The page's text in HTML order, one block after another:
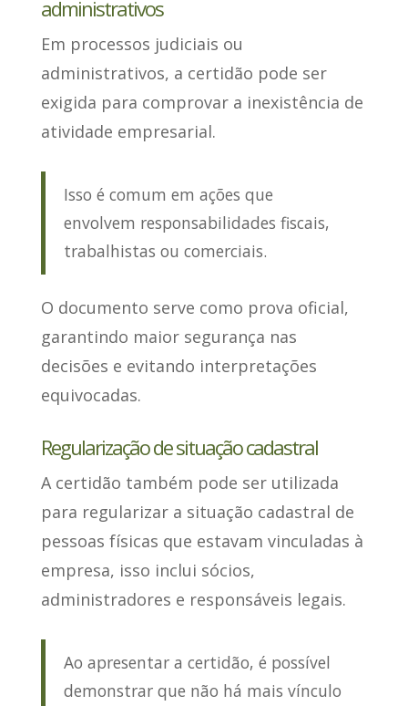
administrativos
Em processos judiciais ou
administrativos, a certidão pode ser
exigida para comprovar a inexistência de
atividade empresarial.
Isso é comum em ações que
envolvem responsabilidades fiscais,
trabalhistas ou comerciais.
O documento serve como prova oficial,
garantindo maior segurança nas
decisões e evitando interpretações
equivocadas.
Regularização de situação cadastral
A certidão também pode ser utilizada
para regularizar a situação cadastral de
pessoas físicas que estavam vinculadas à
empresa, isso inclui sócios,
administradores e responsáveis legais.
Ao apresentar a certidão, é possível
demonstrar que não há mais vínculo